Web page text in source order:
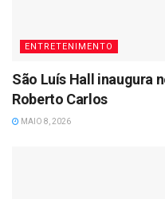
ENTRETENIMENTO
São Luís Hall inaugura
Roberto Carlos
MAIO 8, 2026